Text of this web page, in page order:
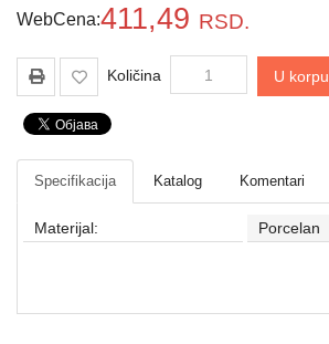
Drveni
laboratorijski
različite
WebCena:411,49 RSD.
Količina U korpu
Specifikacija Katalog Komentari
Materijal: Porcelan